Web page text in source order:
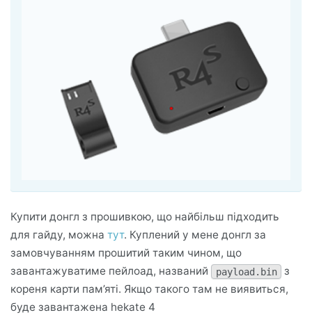
Купити донгл з прошивкою, що найбільш підходить
для гайду, можнатут. Куплений у мене донгл за
замовчуванням прошитий таким чином, що
завантажуватиме пейлоад, названий
payload.bin
з
кореня карти пам’яті. Якщо такого там не виявиться,
буде завантажена hekate 4